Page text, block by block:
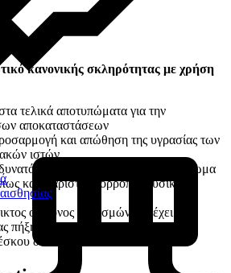
κανονικής σκληρότητας με χρήση
τελικά αποτυπώματα για την
αποκαταστάσεων
και απώθηση της υγρασίας των
ιστών
να «διαβαστεί» το αποτύπωμα
και η άριστη ισορροπία φυσικών
ο χρόνος χειρισμών και έχει
πήξης στα 2'30''
δυόσμου